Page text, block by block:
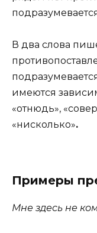
В два слова
имеются
«отнюдь»,
«нисколько».
Примеры
Мне здесь не